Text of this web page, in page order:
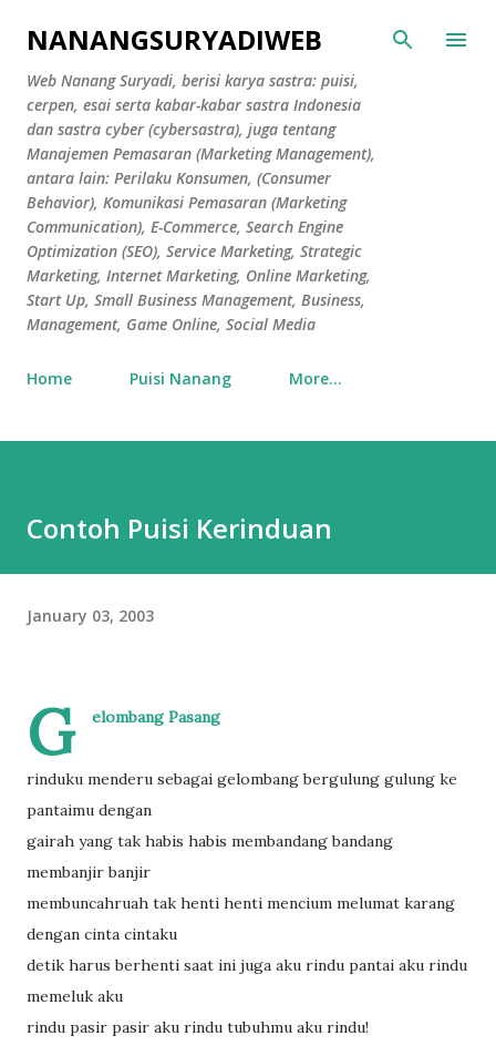
Skip to main content
NANANGSURYADIWEB
Web Nanang Suryadi, berisi karya sastra: puisi,
cerpen, esai serta kabar-kabar sastra Indonesia
dan sastra cyber (cybersastra), juga tentang
Manajemen Pemasaran (Marketing Management),
antara lain: Perilaku Konsumen, (Consumer
Behavior), Komunikasi Pemasaran (Marketing
Communication), E-Commerce, Search Engine
Optimization (SEO), Service Marketing, Strategic
Marketing, Internet Marketing, Online Marketing,
Start Up, Small Business Management, Business,
Management, Game Online, Social Media
Home Puisi Nanang More…
Contoh Puisi Kerinduan
January 03, 2003
G elombang Pasang
rinduku menderu sebagai gelombang bergulung gulung ke
pantaimu dengan
gairah yang tak habis habis membandang bandang
membanjir banjir
membuncahruah tak henti henti mencium melumat karang
dengan cinta cintaku
detik harus berhenti saat ini juga aku rindu pantai aku rindu
memeluk aku
rindu pasir pasir aku rindu tubuhmu aku rindu!